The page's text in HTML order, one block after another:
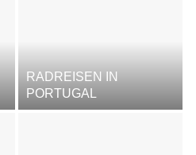
RADREISEN IN
PORTUGAL